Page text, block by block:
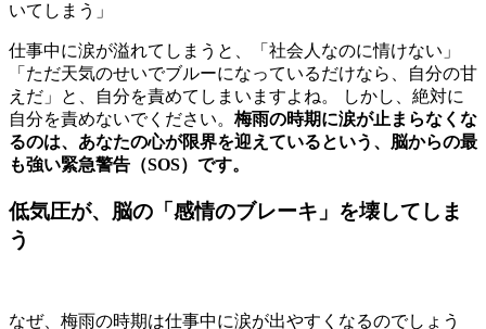
いてしまう」
仕事中に涙が溢れてしまうと、「社会人なのに情けない」
「ただ天気のせいでブルーになっているだけなら、自分の甘
えだ」と、自分を責めてしまいますよね。 しかし、絶対に
自分を責めないでください。 梅雨の時期に涙が止まらなくな
るのは、あなたの心が限界を迎えているという、脳からの最
も強い緊急警告（SOS）です。
低気圧が、脳の「感情のブレーキ」を壊してしま
う
なぜ、梅雨の時期は仕事中に涙が出やすくなるのでしょう